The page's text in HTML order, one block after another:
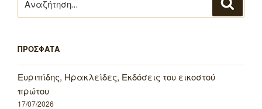
για:
ΠΡΟΣΦΑΤΑ
Ευριπίδης, Ηρακλείδες, Εκδόσεις του εικοστού
πρώτου
17/07/2026